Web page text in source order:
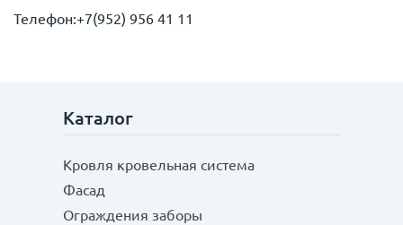
Телефон:+7(952) 956 41 11
Каталог
Кровля кровельная система
Фасад
Ограждения заборы